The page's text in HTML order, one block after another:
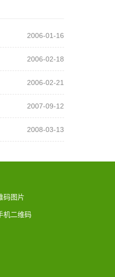
2006-01-16
2006-02-18
2006-02-21
2007-09-12
2008-03-13
机二维码